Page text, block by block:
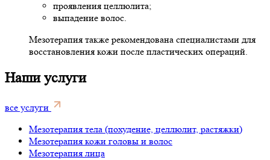
проявления целлюлита;
выпадение волос.
Мезотерапия также рекомендована специалистами для
восстановления кожи после пластических операций.
Наши услуги
все услуги
Мезотерапия тела (похудение, целлюлит, растяжки)
Мезотерапия кожи головы и волос
Мезотерапия лица